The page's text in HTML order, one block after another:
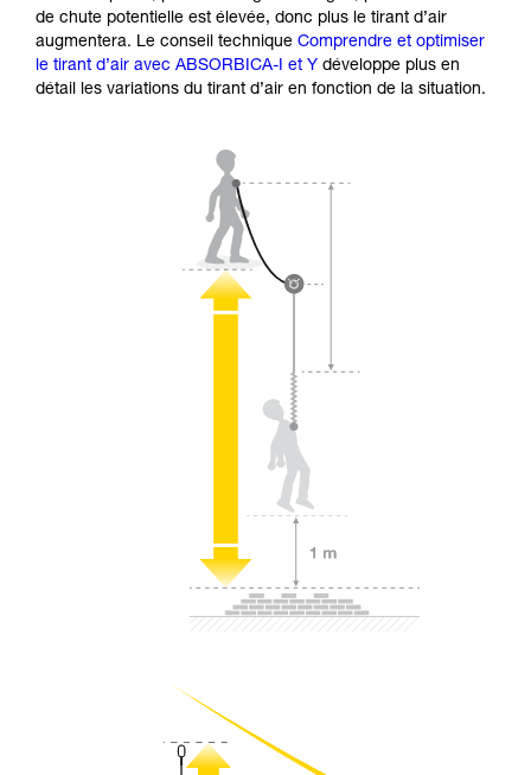
de chute potentielle est élevée, donc plus le tirant d’air
augmentera. Le conseil technique Comprendre et optimiser
le tirant d’air avec ABSORBICA-I et Y développe plus en
détail les variations du tirant d’air en fonction de la situation.